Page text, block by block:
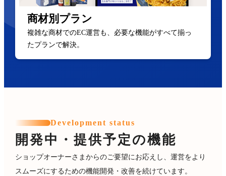
商材別プラン
複雑な商材でのEC運営も、必要な機能がすべて揃っ
たプランで解決。
Development status
開発中・提供予定の機能
ショップオーナーさまからのご要望にお応えし、運営をより
スムーズにするための機能開発・改善を続けています。